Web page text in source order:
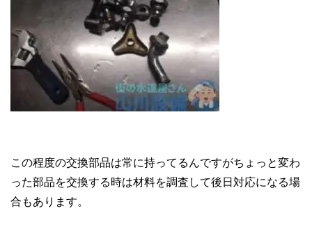
この程度の交換部品は常に持ってるんですがちょっと変わ
った部品を交換する時は材料を調査して後日対応になる場
合もあります。